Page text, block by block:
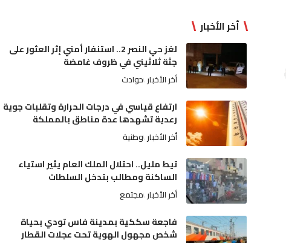
أخر الأخبار
لغز حي النصر 2.. استنفار أمني إثر العثور على
جثة ثلاثيني في ظروف غامضة
أخر الأخبار حوادث
ارتفاع قياسي في درجات الحرارة وتقلبات جوية
رعدية تشهدها عدة مناطق بالمملكة
أخر الأخبار وطنية
تيط مليل.. احتلال الملك العام يثير استياء
الساكنة ومطالب بتدخل السلطات
أخر الأخبار مجتمع
فاجعة سككية بمدينة فاس تودي بحياة
شخص مجهول الهوية تحت عجلات القطار